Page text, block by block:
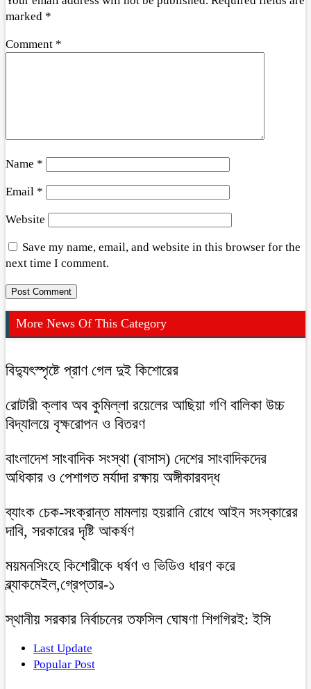
marked *
Comment *
Name *
Email *
Website
Save my name, email, and website in this browser for the
next time I comment.
More News Of This Category
বিদ্যুৎস্পৃষ্টে প্রাণ গেল দুই কিশোরের
রোটারী ক্লাব অব কুমিল্লা রয়েলের আছিয়া গণি বালিকা উচ্চ
বিদ্যালয়ে বৃক্ষরোপন ও বিতরণ
বাংলাদেশ সাংবাদিক সংস্থা (বাসাস) দেশের সাংবাদিকদের
অধিকার ও পেশাগত মর্যাদা রক্ষায় অঙ্গীকারবদ্ধ
ব্যাংক চেক-সংক্রান্ত মামলায় হয়রানি রোধে আইন সংস্কারের
দাবি, সরকারের দৃষ্টি আকর্ষণ
ময়মনসিংহে কিশোরীকে ধর্ষণ ও ভিডিও ধারণ করে
ব্ল্যাকমেইল,গ্রেপ্তার-১
স্থানীয় সরকার নির্বাচনের তফসিল ঘোষণা শিগগিরই: ইসি
Last Update
Popular Post